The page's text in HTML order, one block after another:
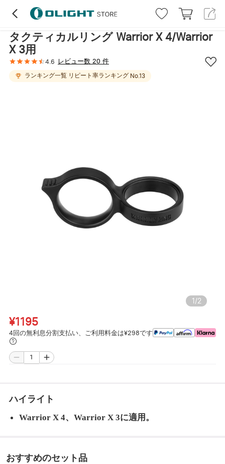
タクティカルリング Warrior X 4/Warrior
X 3用
4.6 レビュー数 20 件
ランキング一覧 リピート率ランキング No.13
1/2
¥1195
4回の無利息分割支払い、ご利用料金は¥298です
ハイライト
Warrior X 4、Warrior X 3に適用。
おすすめのセット品
ハイライト レビュー (20) 詳細